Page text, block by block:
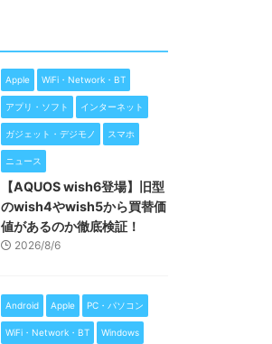
Apple WiFi・Network・BT
アプリ・ソフト インターネット
ガジェット・デジモノ スマホ
ニュース
【AQUOS wish6登場】旧型
のwish4やwish5から買替価
値があるのか徹底検証！
2026/8/6
Android Apple PC・パソコン
WiFi・Network・BT Windows